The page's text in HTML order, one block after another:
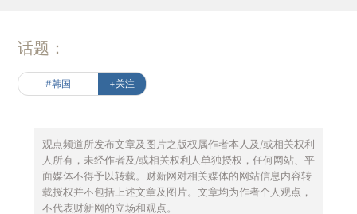
话题：
#韩国 +关注
观点频道所发布文章及图片之版权属作者本人及/或相关权利
人所有，未经作者及/或相关权利人单独授权，任何网站、平
面媒体不得予以转载。财新网对相关媒体的网站信息内容转
载授权并不包括上述文章及图片。文章均为作者个人观点，
不代表财新网的立场和观点。